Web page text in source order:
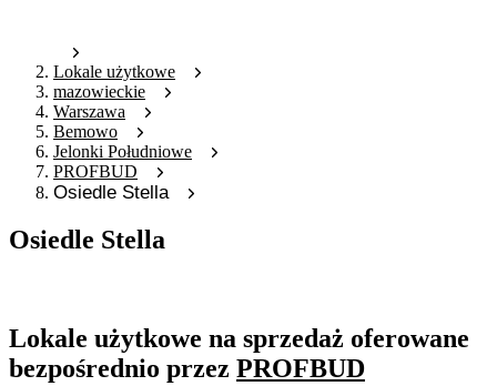
Lokale użytkowe
mazowieckie
Warszawa
Bemowo
Jelonki Południowe
PROFBUD
Osiedle Stella
Osiedle Stella
Lokale użytkowe na sprzedaż oferowane
bezpośrednio przez PROFBUD